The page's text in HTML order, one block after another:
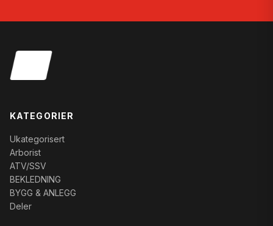
KATEGORIER
Ukategorisert
Arborist
ATV/SSV
BEKLEDNING
BYGG & ANLEGG
Deler